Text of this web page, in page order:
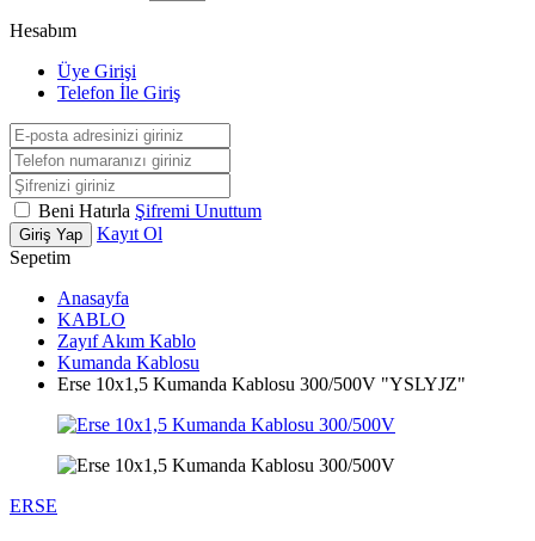
Hesabım
Üye Girişi
Telefon İle Giriş
Beni Hatırla Şifremi Unuttum
Giriş Yap
Kayıt Ol
Sepetim
Anasayfa
KABLO
Zayıf Akım Kablo
Kumanda Kablosu
Erse 10x1,5 Kumanda Kablosu 300/500V "YSLYJZ"
ERSE